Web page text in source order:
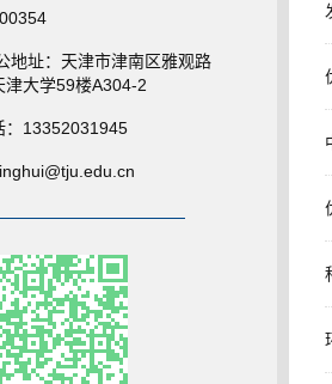
地址： 天津市津南区雅观路
津大学59楼A304-2
13352031945